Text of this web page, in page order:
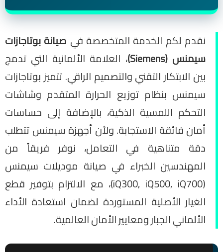
نقدم لكم الخدمة المتخصصة في صيانة بوتاجازات
سيمنس (Siemens)
، العلامة الألمانية التي تدمج
بين الابتكار التقني والتصميم الراقي. تتميز بوتاجازات
سيمنس بنظام توزيع الحرارة المتقدم وشاشات
التحكم اللمسية الذكية، بالإضافة إلى حساسات
أمان فائقة الاستجابة. ولأن أجهزة سيمنس تتطلب
دقة متناهية في التعامل، نوفر فريقاً من
المهندسين الخبراء في صيانة موديلات سيمنس
(iQ300, iQ500, iQ700)، مع الالتزام بتوفير قطع
الغيار الأصلية المستوردة لضمان استعادة الأداء
الألماني الجبار ومعايير الأمان العالمية.